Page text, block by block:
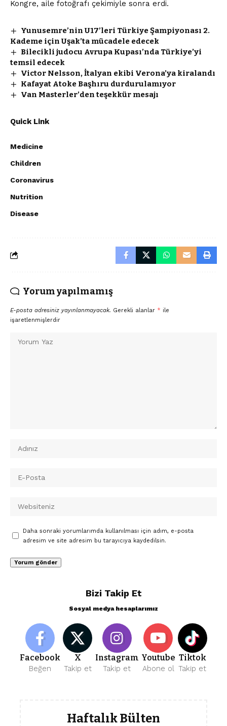
Kongre, aile fotoğrafı çekimiyle sonra erdi.
Yunusemre’nin U17’leri Türkiye Şampiyonası 2.
Kademe için Uşak’ta mücadele edecek
Bilecikli judocu Avrupa Kupası’nda Türkiye’yi
temsil edecek
Victor Nelsson, İtalyan ekibi Verona’ya kiralandı
Kafayat Atoke Başhıru durdurulamıyor
Van Masterler’den teşekkür mesajı
Quick Link
Medicine
Children
Coronavirus
Nutrition
Disease
Yorum yapılmamış
E-posta adresiniz yayınlanmayacak. Gerekli alanlar * ile
işaretlenmişlerdir
Daha sonraki yorumlarımda kullanılması için adım, e-posta
adresim ve site adresim bu tarayıcıya kaydedilsin.
Bizi Takip Et
Sosyal medya hesaplarımız
Facebook
Beğen
X
Takip et
Instagram
Takip et
Youtube
Abone ol
Tiktok
Takip et
Haftalık Bülten